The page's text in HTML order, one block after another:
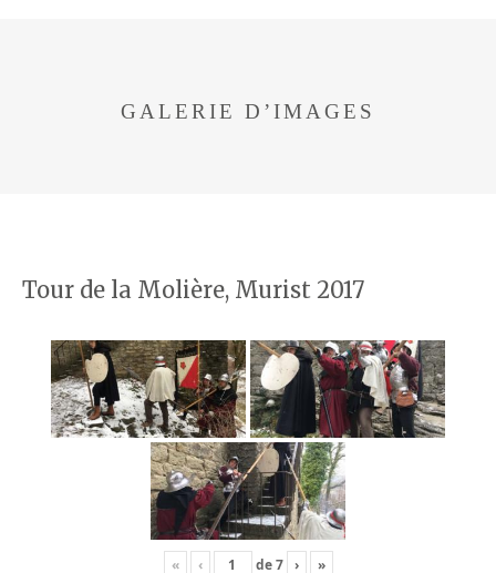
GALERIE D’IMAGES
Tour de la Molière, Murist 2017
« ‹ de7 › »